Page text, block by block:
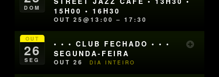
DOM
15H00 • 16H30
OUT 25@13:00 – 17:30
OUT
26
SEG
• • • CLUB FECHADO • • •
SEGUNDA-FEIRA
OUT 26 DIA INTEIRO